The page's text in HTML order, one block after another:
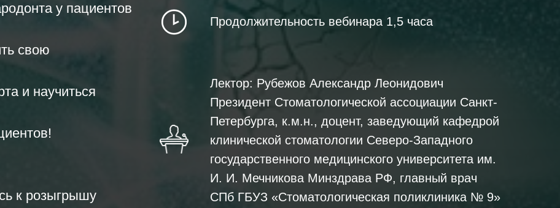
у пациентов
свою
и научиться
к розыгрышу
Продолжительность вебинара 1,5 часа
Лектор: Рубежов Александр Леонидович
Президент Стоматологической ассоциации Санкт-
Петербурга, к.м.н., доцент, заведующий кафедрой
клинической стоматологии Северо-Западного
государственного медицинского университета им.
И. И. Мечникова Минздрава РФ, главный врач
СПб ГБУЗ «Стоматологическая поликлиника № 9»